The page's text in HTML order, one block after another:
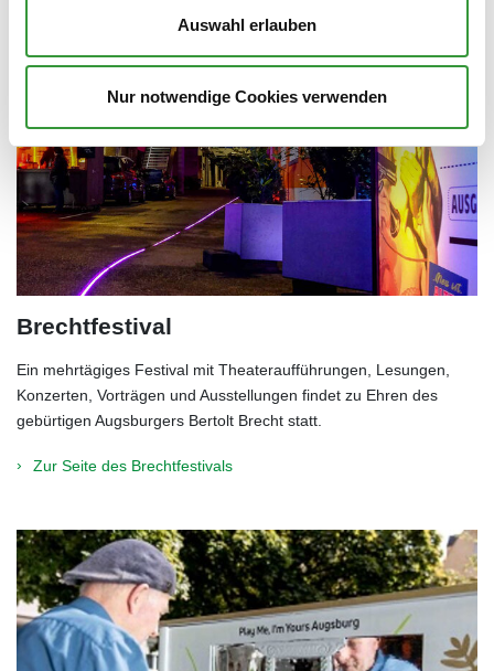
Auswahl erlauben
Nur notwendige Cookies verwenden
Brechtfestival
Ein mehrtägiges Festival mit Theateraufführungen, Lesungen,
Konzerten, Vorträgen und Ausstellungen findet zu Ehren des
gebürtigen Augsburgers Bertolt Brecht statt.
Zur Seite des Brechtfestivals